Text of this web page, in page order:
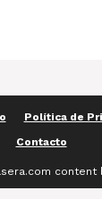
Política de
Contacto
content